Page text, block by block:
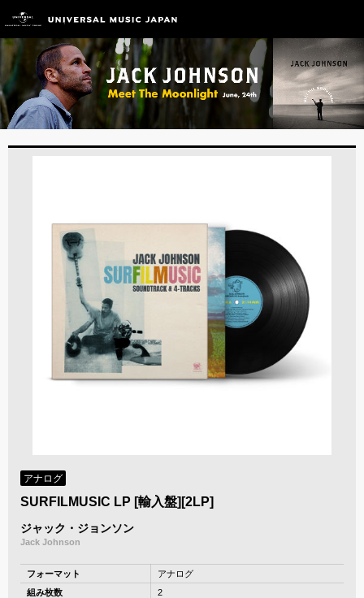
アナログ
SURFILMUSIC LP [輸入盤][2LP]
ジャック・ジョンソン
Jack Johnson
フォーマット
アナログ
組み枚数
2